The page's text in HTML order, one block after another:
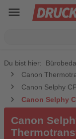
menu
Du bist hier:
Canon
Canon Selphy
Canon Selphy
Canon